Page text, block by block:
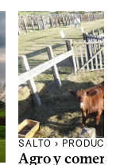
SALTO ›
Agro y